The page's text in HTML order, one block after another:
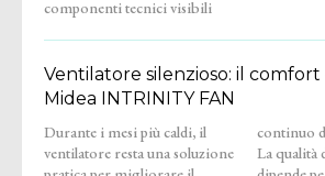
componenti tecnici visibili
Ventilatore silenzioso: il comfort
Midea INTRINITY FAN
Durante i mesi più caldi, il
ventilatore resta una soluzione
continuo del climatizzatore.
La qualità della ventilazione